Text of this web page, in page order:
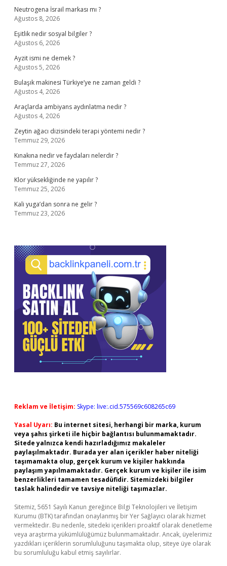
Neutrogena İsrail markası mı ?
Ağustos 8, 2026
Eşitlik nedir sosyal bilgiler ?
Ağustos 6, 2026
Ayzit ismi ne demek ?
Ağustos 5, 2026
Bulaşık makinesi Türkiye’ye ne zaman geldi ?
Ağustos 4, 2026
Araçlarda ambiyans aydınlatma nedir ?
Ağustos 4, 2026
Zeytin ağacı dizisindeki terapi yöntemi nedir ?
Temmuz 29, 2026
Kınakına nedir ve faydaları nelerdir ?
Temmuz 27, 2026
Klor yüksekliğinde ne yapılır ?
Temmuz 25, 2026
Kali yuga’dan sonra ne gelir ?
Temmuz 23, 2026
Reklam ve İletişim: Skype: live:.cid.575569c608265c69
Yasal Uyarı: Bu internet sitesi, herhangi bir marka, kurum
veya şahıs şirketi ile hiçbir bağlantısı bulunmamaktadır.
Sitede yalnızca kendi hazırladığımız makaleler
paylaşılmaktadır. Burada yer alan içerikler haber niteliği
taşımamakta olup, gerçek kurum ve kişiler hakkında
paylaşım yapılmamaktadır. Gerçek kurum ve kişiler ile isim
benzerlikleri tamamen tesadüfidir. Sitemizdeki bilgiler
taslak halindedir ve tavsiye niteliği taşımazlar.
Sitemiz, 5651 Sayılı Kanun gereğince Bilgi Teknolojileri ve İletişim
Kurumu (BTK) tarafından onaylanmış bir Yer Sağlayıcı olarak hizmet
vermektedir. Bu nedenle, sitedeki içerikleri proaktif olarak denetleme
veya araştırma yükümlülüğümüz bulunmamaktadır. Ancak, üyelerimiz
yazdıkları içeriklerin sorumluluğunu taşımakta olup, siteye üye olarak
bu sorumluluğu kabul etmiş sayılırlar.